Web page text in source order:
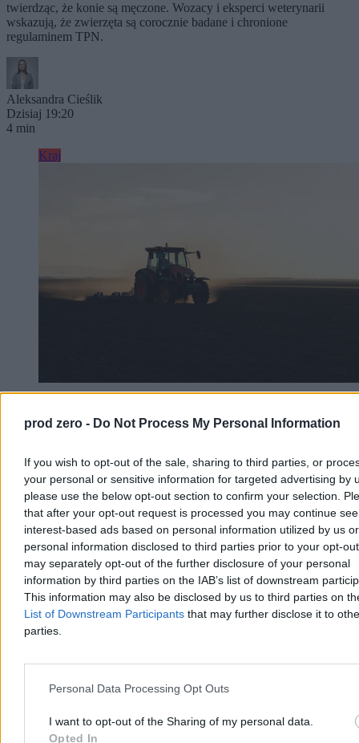
prod zero - Do Not Process My Personal Information
If you wish to opt-out of the sale, sharing to third parties, or
your personal or sensitive information for targeted advertising by
please use the below opt-out section to confirm your selection.
that after your opt-out request is processed you may continue
interest-based ads based on personal information utilized by us or
personal information disclosed to third parties prior to your opt-
may separately opt-out of the further disclosure of your personal
information by third parties on the IAB’s list of downstream
This information may also be disclosed by us to third parties on
List of Downstream Participants that may further disclose it to
parties.
Personal Data Processing Opt Outs
I want to opt-out of the Sharing of my personal data.
Opted In
twierdząc, że konie są męczone. Wozacy i eksperci weterynarii
wskazują, że zwierzęta są corocznie badane i chronione
regulaminem TPN.
Aleksandra Cieślik
Dzisiaj 19:20
4 min
Kraj
ok. 400 tys. zł
W piątek w gliwickiej dzielnicy Ostropa 60-letni rolnik ciągnikiem
marki Ursus celowo wjechał na świeżo położony asfalt, niszcząc
pługiem ok. 200 metrów nowej jezdni. Twierdził, że droga należy
do niego. Policja zatrzymała go na gorącym uczynku. Straty
oszacowano wstępnie na ok. 400 tys. zł.
Aleksandra Cieślik
Dzisiaj 18:17
Reklama
Reklama